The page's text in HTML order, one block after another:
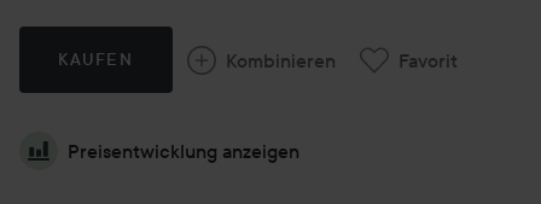
KAUFEN Kombinieren Favorit
Preisentwicklung anzeigen